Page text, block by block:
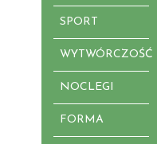
SPORT
WYTWÓRCZOŚĆ
NOCLEGI
FORMA